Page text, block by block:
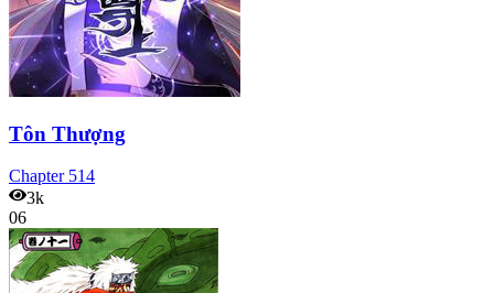
Tôn Thượng
Chapter 514
3k
06